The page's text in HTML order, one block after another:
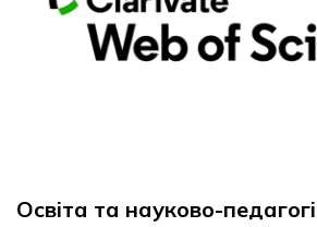
Освіта та науково-